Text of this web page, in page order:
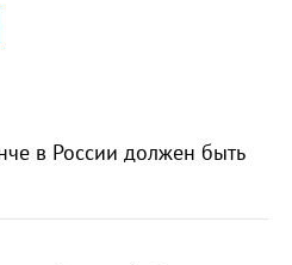
в России должен быть